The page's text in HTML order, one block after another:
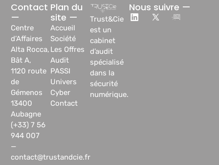
Trust&Cie
est un
cabinet
d’audit
spécialisé
dans la
sécurité
numérique.
Plan du
site —
Accueil
Société
Les Offres
Audit
PASSI
Univers
Cyber
Contact
Contact
—
Centre
d’Affaires
Alta Rocca,
Bât A,
1120 route
de
Gémenos
13400
Aubagne
(+33) 7 56
944 007
—
contact@trustandcie.fr
Nous suivre —